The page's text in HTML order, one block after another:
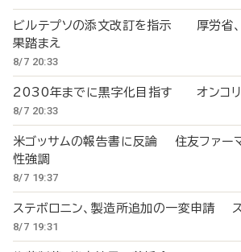
ビルテプソの添文改訂を指示 厚労省
果踏まえ
8/7 20:33
2030年までに黒字化目指す オンコリ
8/7 20:33
米ゴッサムの報告書に反論 住友ファー
性強調
8/7 19:37
ステボロニン、製造所追加の一変申請
8/7 19:31